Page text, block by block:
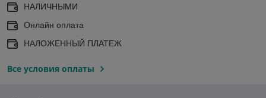
НАЛИЧНЫМИ
Онлайн оплата
НАЛОЖЕННЫЙ ПЛАТЕЖ
Все условия оплаты